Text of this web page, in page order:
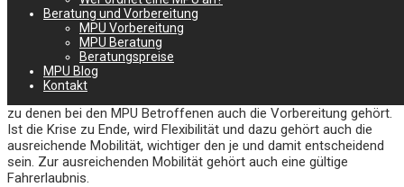
Beratung und Vorbereitung
MPU Vorbereitung
MPU Beratung
Beratungspreise
MPU Blog
Kontakt
vorhersagen, wie lange die Einschränkungen noch andauern und
wie sich diese auf die wirtschaftliche Zukunft jedes Einzelnen
auswirken. Nur eins ist sicher. Auch diese Krise wird ein Ende
haben.
Daher ist es wichtig, jetzt die richtigen Entscheidungen zu treffen,
zu denen bei den MPU Betroffenen auch die Vorbereitung gehört.
Ist die Krise zu Ende, wird Flexibilität und dazu gehört auch die
ausreichende Mobilität, wichtiger den je und damit entscheidend
sein. Zur ausreichenden Mobilität gehört auch eine gültige
Fahrerlaubnis.